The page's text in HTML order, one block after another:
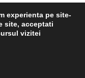
experienta pe site-
site, acceptati
vizitei